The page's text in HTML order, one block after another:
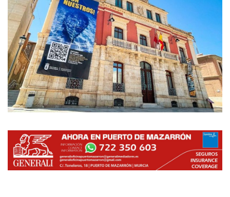
Entrevistas
Reportajes
Empresas
Mapa de Mazarrón
Vídeos
Galerías
Contacto